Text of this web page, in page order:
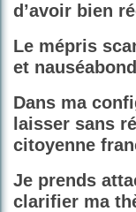
d’avoir bien
Le mépris
et
Dans ma
laisser sans
citoyenne
Je prends
clarifier ma